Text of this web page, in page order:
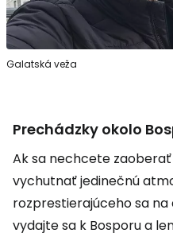
Galatská veža
Prechádzky okolo
Ak sa nechcete
vychutnať jedinečnú
rozprestierajúceho sa
vydajte sa k Bosporu a